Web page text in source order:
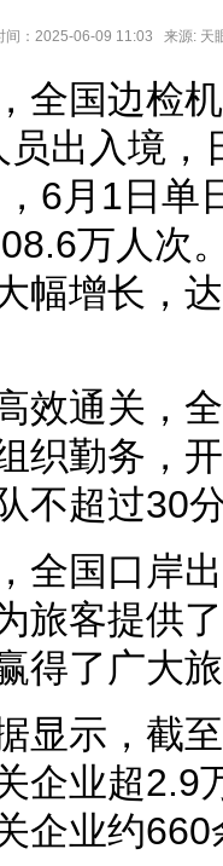
：2025-06-09 11:03 来源: 天
全国边检
出入境
6月1日单
万人次
幅增长，
效通关，
织勤务，
不超过30
全国口岸
旅客提供
得了广大
显示，截
企业超2.9
企业约660